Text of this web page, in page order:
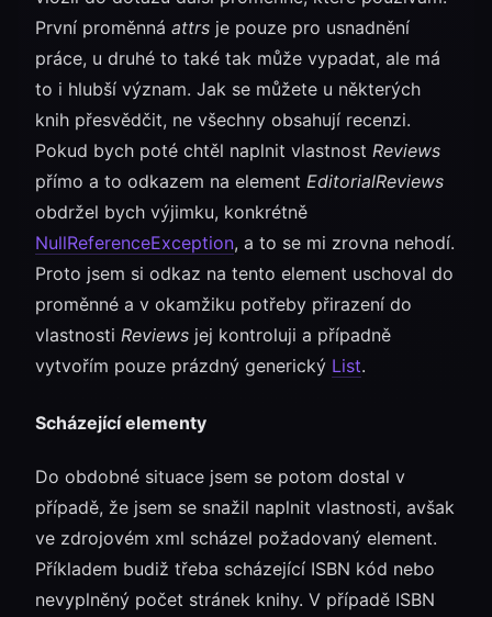
První proměnná attrs je pouze pro usnadnění
práce, u druhé to také tak může vypadat, ale má
to i hlubší význam. Jak se můžete u některých
knih přesvědčit, ne všechny obsahují recenzi.
Pokud bych poté chtěl naplnit vlastnost Reviews
přímo a to odkazem na element EditorialReviews
obdržel bych výjimku, konkrétně
NullReferenceException, a to se mi zrovna nehodí.
Proto jsem si odkaz na tento element uschoval do
proměnné a v okamžiku potřeby přirazení do
vlastnosti Reviews jej kontroluji a případně
vytvořím pouze prázdný generický List.
Scházející elementy
Do obdobné situace jsem se potom dostal v
případě, že jsem se snažil naplnit vlastnosti, avšak
ve zdrojovém xml scházel požadovaný element.
Příkladem budiž třeba scházející ISBN kód nebo
nevyplněný počet stránek knihy. V případě ISBN